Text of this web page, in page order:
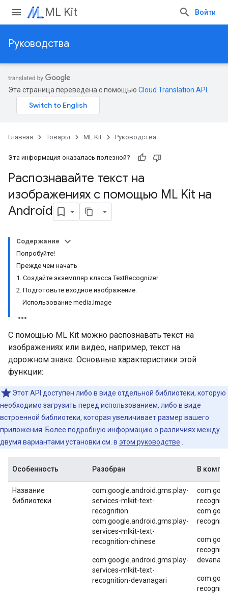
ML Kit Войти
Руководства
Эта страница переведена с помощью Cloud Translation API
Главная Товары ML Kit Руководства
Эта информация оказалась полезной?
Распознавайте текст на
изображениях с помощью ML Kit на
Android
Содержание
Попробуйте!
Прежде чем начать
1. Создайте экземпляр класса TextRecognizer
2. Подготовьте входное изображение.
Использование media.Image
С помощью ML Kit можно распознавать текст на
изображениях или видео, например, текст на
дорожном знаке. Основные характеристики этой
функции:
Этот API доступен либо в виде отдельной библиотеки, которую
необходимо загрузить перед использованием, либо в виде
встроенной библиотеки, которая увеличивает размер вашего
приложения. Более подробную информацию о различиях между
двумя вариантами установки см. в этом руководстве
Особенность Разобран В
Название
библиотеки
com.google.android.gms:play-
services-mlkit-text-
recognition
com.google.android.gms:play-
services-mlkit-text-
recognition-chinese
com.google.android.gms:play-
services-mlkit-text-
recognition-devanagari